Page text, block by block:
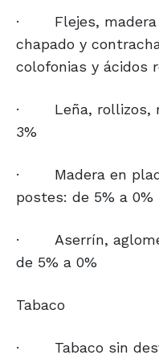
·
Flejes,
chapado y
colofonias y ácidos
·
Leña, rollizos,
3%
·
Madera en
postes: de 5% a 0%
·
Aserrín,
de 5% a 0%
Tabaco
·
Tabaco sin